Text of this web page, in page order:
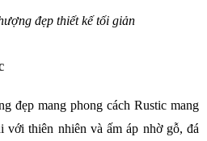
đẹp thiết kế tối giản
đẹp mang phong cách Rustic mang
với thiên nhiên và ấm áp nhờ gỗ, đá